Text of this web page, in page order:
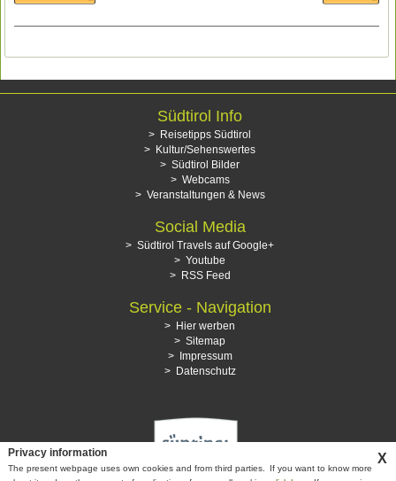
Südtirol Info
Reisetipps Südtirol
Kultur/Sehenswertes
Südtirol Bilder
Webcams
Veranstaltungen & News
Social Media
Südtirol Travels auf Google+
Youtube
RSS Feed
Service - Navigation
Hier werben
Sitemap
Impressum
Datenschutz
Privacy information
The present webpage uses own cookies and from third parties.
If you want to know more
X